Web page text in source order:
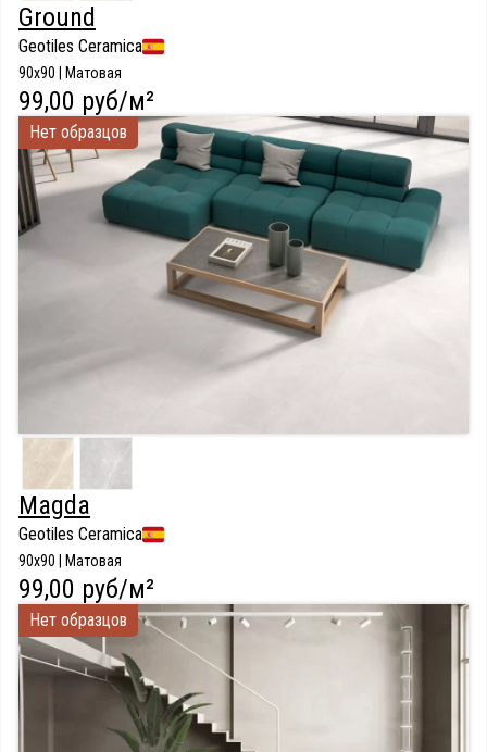
Ground
Geotiles Ceramica
90x90 | Матовая
99,00 руб/м²
Нет образцов
Magda
Geotiles Ceramica
90x90 | Матовая
99,00 руб/м²
Нет образцов